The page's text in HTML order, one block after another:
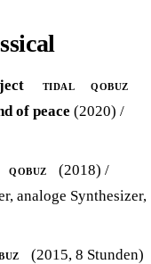
TIDAL QOBUZ
of peace (2020) /
QOBUZ
(2018) /
analoge Synthesizer,
(2015, 8 Stunden)